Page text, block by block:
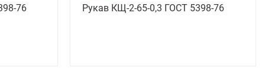
76 Рукав КЩ-2-65-0,3 ГОСТ 5398-76